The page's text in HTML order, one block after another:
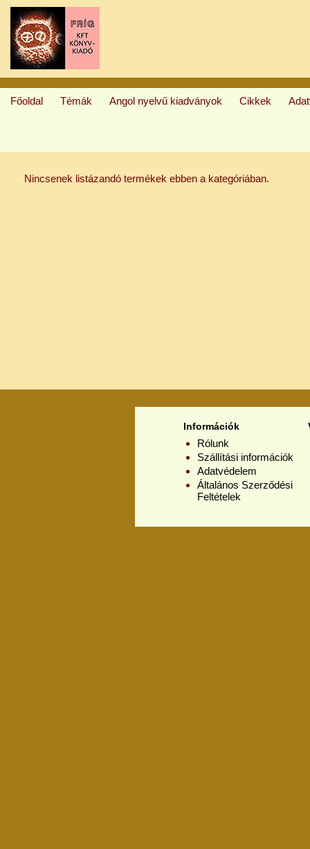
Főoldal Témák Angol nyelvű kiadványok Cikkek
Nincsenek listázandó termékek ebben a kategóriában.
Információk
Rólunk
Szállítási információk
Adatvédelem
Általános Szerződési
Feltételek